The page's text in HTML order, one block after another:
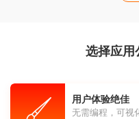
选择应用
用户体验绝佳
无需编程，可视